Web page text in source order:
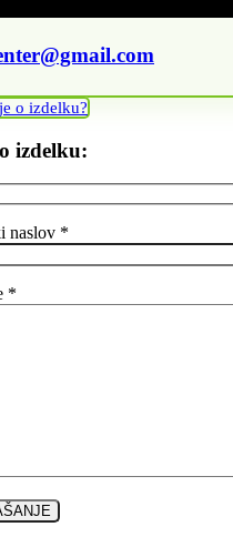
o izdelku?
izdelku:
naslov *
*